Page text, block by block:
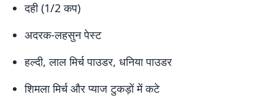
दही (1/2 कप)
अदरक-लहसुन पेस्ट
हल्दी, लाल मिर्च पाउडर, धनिया पाउडर
शिमला मिर्च और प्याज टुकड़ों में कटे